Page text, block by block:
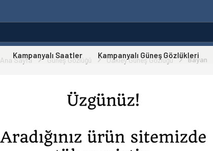
Kampanyalı Saatler Kampanyalı Güneş Gözlükleri
Ana Sayfa Güneş Gözlüğü Oakley Güneş Gözlüğü Bayan